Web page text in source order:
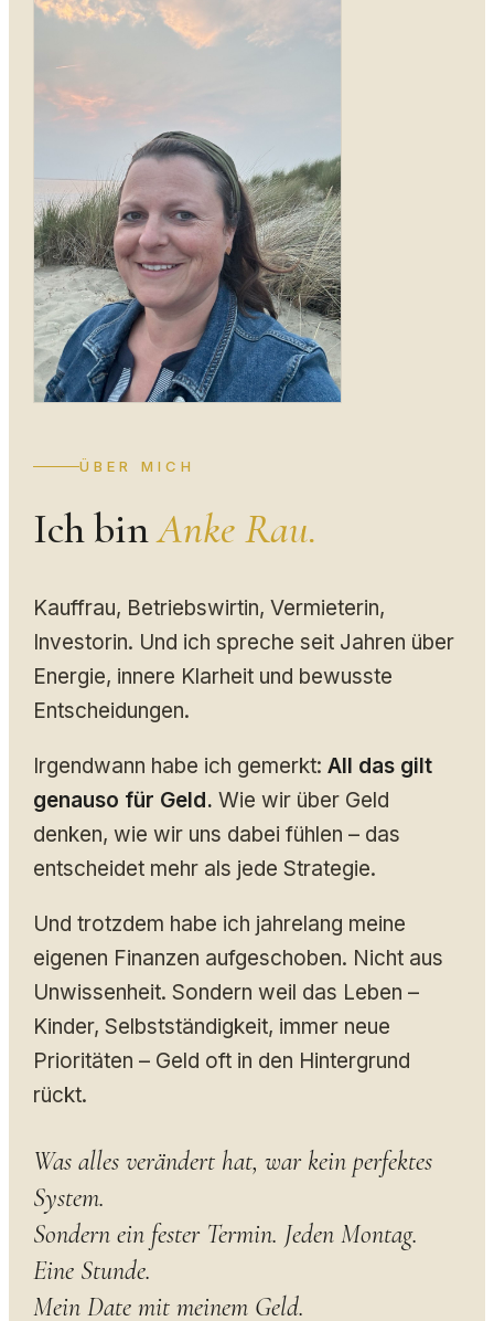
ÜBER MICH
Ich binAnke Rau.
Kauffrau, Betriebswirtin, Vermieterin,
Investorin. Und ich spreche seit Jahren über
Energie, innere Klarheit und bewusste
Entscheidungen.
Irgendwann habe ich gemerkt: All das gilt
genauso für Geld. Wie wir über Geld
denken, wie wir uns dabei fühlen – das
entscheidet mehr als jede Strategie.
Und trotzdem habe ich jahrelang meine
eigenen Finanzen aufgeschoben. Nicht aus
Unwissenheit. Sondern weil das Leben –
Kinder, Selbstständigkeit, immer neue
Prioritäten – Geld oft in den Hintergrund
rückt.
Was alles verändert hat, war kein perfektes
System.
Sondern ein fester Termin. Jeden Montag.
Eine Stunde.
Mein Date mit meinem Geld.